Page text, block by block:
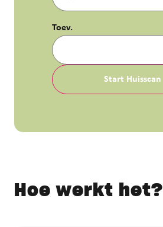
Toev.
Start Huisscan
Hoe werkt het?